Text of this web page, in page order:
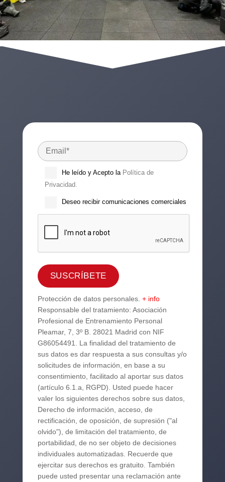
He leído y Acepto la Política de
Privacidad.
Deseo recibir comunicaciones comerciales
Protección de datos personales. + info
Responsable del tratamiento: Asociación
Profesional de Entrenamiento Personal
Pleamar, 7, 3º B. 28021 Madrid con NIF
G86054491. La finalidad del tratamiento de
sus datos es dar respuesta a sus consultas y/o
solicitudes de información, en base a su
consentimiento, facilitado al aportar sus datos
(artículo 6.1.a, RGPD). Usted puede hacer
valer los siguientes derechos sobre sus datos,
Derecho de información, acceso, de
rectificación, de oposición, de supresión ("al
olvido"), de limitación del tratamiento, de
portabilidad, de no ser objeto de decisiones
individuales automatizadas. Recuerde que
ejercitar sus derechos es gratuito. También
puede usted presentar una reclamación ante